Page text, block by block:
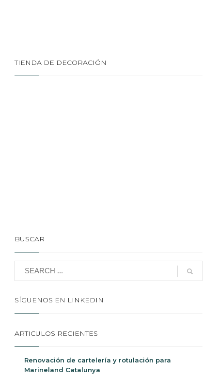
TIENDA DE DECORACIÓN
BUSCAR
SÍGUENOS EN LINKEDIN
ARTICULOS RECIENTES
Renovación de cartelería y rotulación para
Marineland Catalunya